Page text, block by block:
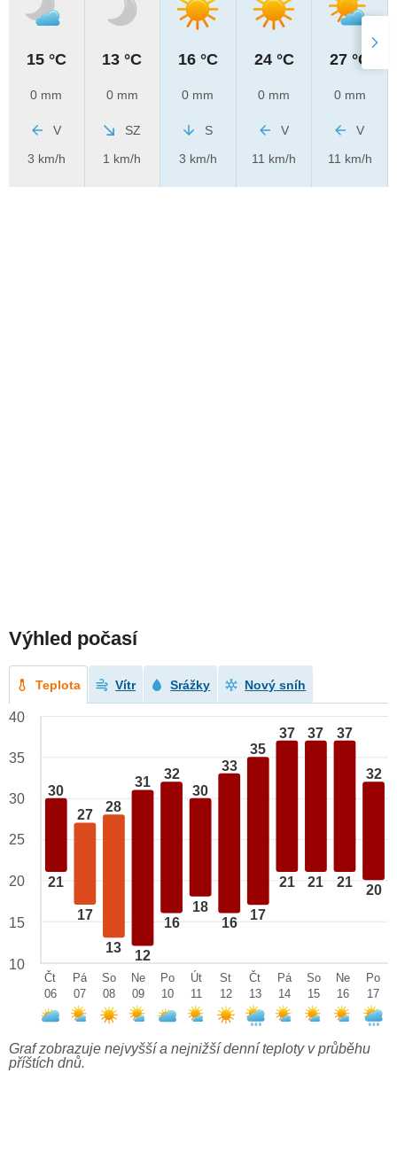
15 °C
0 mm
V
3 km/h
13 °C
0 mm
SZ
1 km/h
16 °C
0 mm
S
3 km/h
24 °C
0 mm
V
11 km/h
27 °C
0 mm
V
11 km/h
Výhled počasí
Teplota Vítr Srážky Nový sníh
30
21
27
17
28
13
31
12
32
16
30
18
33
16
35
17
37
21
37
21
37
21
32
20
40
35
30
25
20
15
10
Čt
06
Pá
07
So
08
Ne
09
Po
10
Út
11
St
12
Čt
13
Pá
14
So
15
Ne
16
Po
17
Graf zobrazuje nejvyšší a nejnižší denní teploty v průběhu
příštích dnů.